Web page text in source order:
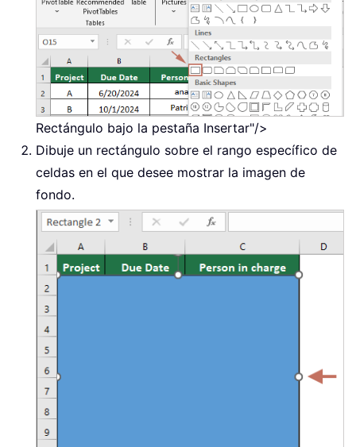
Rectángulo bajo la pestaña Insertar"/>
Dibuje un rectángulo sobre el rango específico de
celdas en el que desee mostrar la imagen de
fondo.